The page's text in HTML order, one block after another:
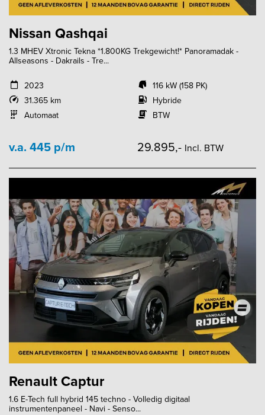
Nissan Qashqai
1.3 MHEV Xtronic Tekna *1.800KG Trekgewicht!* Panoramadak -
Allseasons - Dakrails - Tre...
2023
31.365 km
Automaat
116 kW (158 PK)
Hybride
BTW
v.a. 445 p/m 29.895,- Incl. BTW
Renault Captur
1.6 E-Tech full hybrid 145 techno - Volledig digitaal
instrumentenpaneel - Navi - Senso...